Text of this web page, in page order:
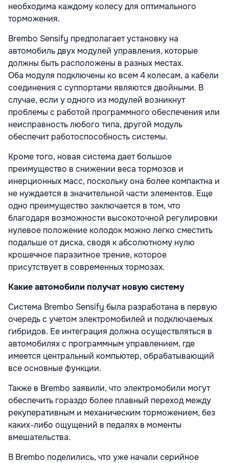
необходима каждому колесу для оптимального
торможения.
Brembo Sensify предполагает установку на
автомобиль двух модулей управления, которые
должны быть расположены в разных местах.
Оба модуля подключены ко всем 4 колесам, а кабели
соединения с суппортами являются двойными. В
случае, если у одного из модулей возникнут
проблемы с работой программного обеспечения или
неисправность любого типа, другой модуль
обеспечит работоспособность системы.
Кроме того, новая система дает большое
преимущество в снижении веса тормозов и
инерционных масс, поскольку она более компактна и
не нуждается в значительной части элементов. Еще
одно преимущество заключается в том, что
благодаря возможности высокоточной регулировки
нулевое положение колодок можно легко сместить
подальше от диска, сводя к абсолютному нулю
крошечное паразитное трение, которое
присутствует в современных тормозах.
Какие автомобили получат новую систему
Система Brembo Sensify была разработана в первую
очередь с учетом электромобилей и подключаемых
гибридов. Ее интеграция должна осуществляться в
автомобилях с программным управлением, где
имеется центральный компьютер, обрабатывающий
все основные функции.
Также в Brembo заявили, что электромобили могут
обеспечить гораздо более плавный переход между
рекуперативным и механическим торможением, без
каких-либо ощущений в педалях в моменты
вмешательства.
В Brembo поделились, что уже начали серийное